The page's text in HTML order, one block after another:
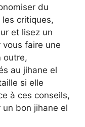
du
les critiques,
et lisez un
faire une
outre,
au jihane el
si elle
à ces conseils,
bon jihane el